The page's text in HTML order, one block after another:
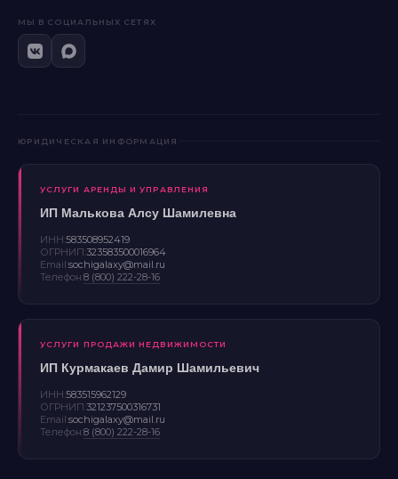
МЫ В СОЦИАЛЬНЫХ СЕТЯХ
ЮРИДИЧЕСКАЯ ИНФОРМАЦИЯ
УСЛУГИ АРЕНДЫ И УПРАВЛЕНИЯ
ИП Малькова Алсу Шамилевна
ИНН:583508952419
ОГРНИП:323583500016964
Email:sochigalaxy@mail.ru
Телефон:8 (800) 222-28-16
УСЛУГИ ПРОДАЖИ НЕДВИЖИМОСТИ
ИП Курмакаев Дамир Шамильевич
ИНН:583515962129
ОГРНИП:321237500316731
Email:sochigalaxy@mail.ru
Телефон:8 (800) 222-28-16